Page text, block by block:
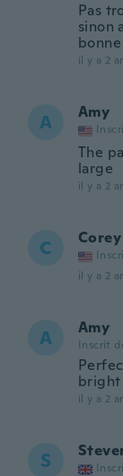
Pas
sinon
il y a 2
A Amy
The
large
il y a 2
C Corey
il y a 2
A Amy
Inscrit
bright
il y a 2
S